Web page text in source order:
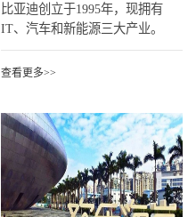
比亚迪创立于1995年，现拥有
IT、汽车和新能源三大产业。
目...
查看更多>>